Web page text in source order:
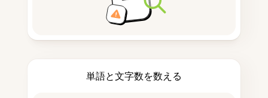
単語と文字数を数える